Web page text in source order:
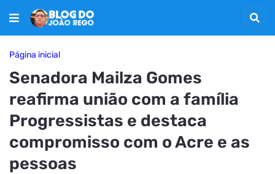
Página inicial
Senadora Mailza Gomes
reafirma união com a família
Progressistas e destaca
compromisso com o Acre e as
pessoas